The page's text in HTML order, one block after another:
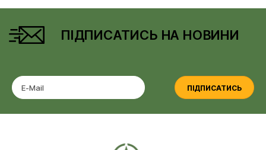
ПІДПИСАТИСЬ НА НОВИНИ
ПІДПИСАТИСЬ